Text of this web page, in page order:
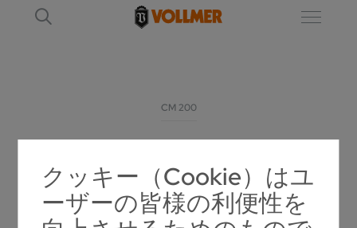
クッキー（Cookie）はユ
ーザーの皆様の利便性を
CM 200
CM 200
超硬チップソーのスクイ面と逃げ面を加工す